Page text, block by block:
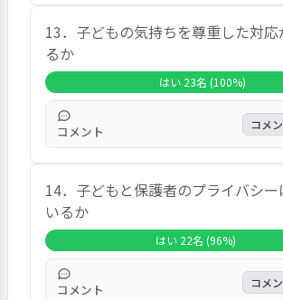
この項目では、「はい」と答えた
69.6％を占め、「どちらともいえ
8.7％、「いいえ」が0％、「無回答
当」は21.7％という結果でした。
に寄せられた意見はありませんで
13．子どもの気持ちを尊重した対
るか
はい 23名 (100%)
コメント コメ
この項目では、「はい」と答えた
100％を占め、「どちらともいえ
0％、「いいえ」が0％、「無回答
は0％という結果でした。自由記
られた意見はありませんでした。
14．子どもと保護者のプライバシー
いるか
はい 22名 (96%)
コメント コメ